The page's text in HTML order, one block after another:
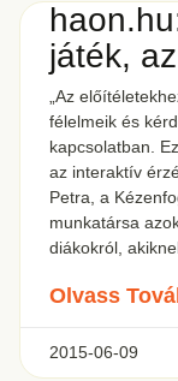
játék,
„Az
félelmeik és
kapcsolatban.
az interaktív
Petra, a
munkatársa
diákokról,
Olvass
2015-06-09